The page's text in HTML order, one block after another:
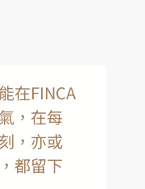
在FINCA
，在每
，亦或
都留下